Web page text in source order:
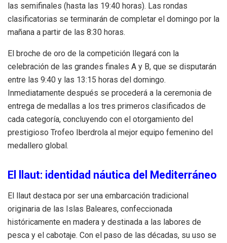
las semifinales (hasta las 19:40 horas). Las rondas
clasificatorias se terminarán de completar el domingo por la
mañana a partir de las 8:30 horas.
El broche de oro de la competición llegará con la
celebración de las grandes finales A y B, que se disputarán
entre las 9:40 y las 13:15 horas del domingo.
Inmediatamente después se procederá a la ceremonia de
entrega de medallas a los tres primeros clasificados de
cada categoría, concluyendo con el otorgamiento del
prestigioso Trofeo Iberdrola al mejor equipo femenino del
medallero global.
El llaut: identidad náutica del Mediterráneo
El llaut destaca por ser una embarcación tradicional
originaria de las Islas Baleares, confeccionada
históricamente en madera y destinada a las labores de
pesca y el cabotaje. Con el paso de las décadas, su uso se